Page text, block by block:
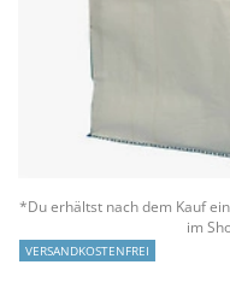
*Du erhältst nach dem Kauf
im
VERSANDKOSTENFREI